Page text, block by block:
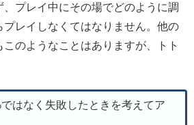
プレイ中にその場でどのように調
レイしなくてはなりません。他の
のようなことはありますが、トト
はなく失敗したときを考えてア